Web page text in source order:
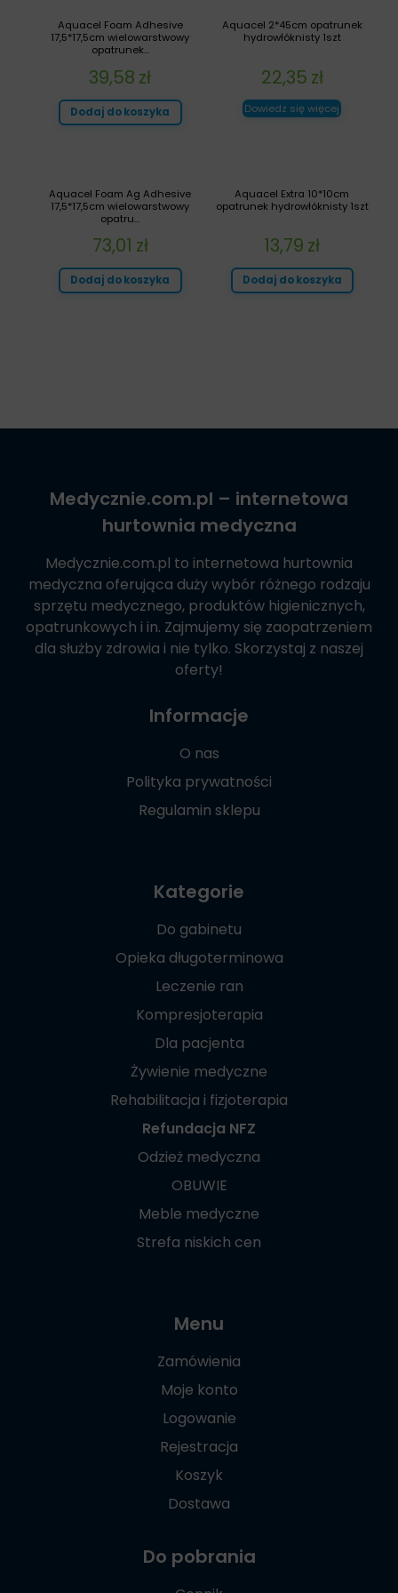
Aquacel 2*45cm opatrunek
hydrowłóknisty 1szt
22,35 zł
Dowiedz się więcej
Aquacel Foam Adhesive
17,5*17,5cm wielowarstwowy
opatrunek...
39,58 zł
Dodaj do koszyka
Aquacel Extra 10*10cm
opatrunek hydrowłóknisty 1szt
13,79 zł
Dodaj do koszyka
Aquacel Foam Ag Adhesive
17,5*17,5cm wielowarstwowy
opatru...
73,01 zł
Dodaj do koszyka
Medycznie.com.pl – internetowa
hurtownia medyczna
Medycznie.com.pl to internetowa hurtownia
medyczna oferująca duży wybór różnego rodzaju
sprzętu medycznego, produktów higienicznych,
opatrunkowych i in. Zajmujemy się zaopatrzeniem
dla służby zdrowia i nie tylko. Skorzystaj z naszej
oferty!
Informacje
O nas
Polityka prywatności
Regulamin sklepu
Kategorie
Do gabinetu
Opieka długoterminowa
Leczenie ran
Kompresjoterapia
Dla pacjenta
Żywienie medyczne
Rehabilitacja i fizjoterapia
Refundacja NFZ
Odzież medyczna
OBUWIE
Meble medyczne
Strefa niskich cen
Menu
Zamówienia
Moje konto
Logowanie
Rejestracja
Koszyk
Dostawa
Do pobrania